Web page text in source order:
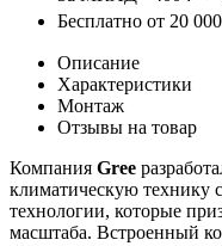
Бесплатно от 20
Описание
Характеристики
Монтаж
Отзывы на товар
Компания Gree
климатическую технику
технологии, которые
масштаба. Встроенный